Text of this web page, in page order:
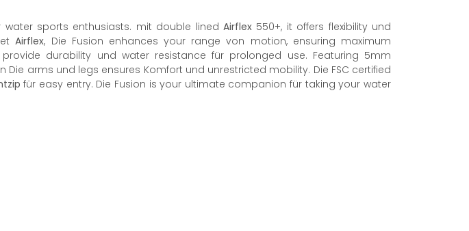
water sports enthusiasts. mit double linedAirflex 550+, it offers flexibility und
Airflex, Die Fusion enhances your range von motion, ensuring maximum
durability und water resistance für prolonged use. Featuring 5mm
arms und legs ensures Komfort und unrestricted mobility. Die FSC certified
für easy entry. Die Fusion is your ultimate companion für taking your water